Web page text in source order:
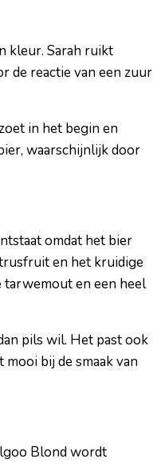
kleur. Sarah ruikt
de reactie van een zuur
in het begin en
waarschijnlijk door
omdat het bier
en het kruidige
tarwemout en een heel
pils wil. Het past ook
bij de smaak van
Blond wordt